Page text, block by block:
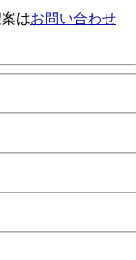
はお問い合わせ